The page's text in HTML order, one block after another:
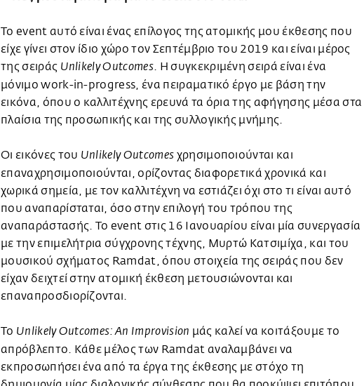
Το event αυτό είναι ένας επίλογος της ατομικής μου έκθεσης που
είχε γίνει στον ίδιο χώρο τον Σεπτέμβριο του 2019 και είναι μέρος
της σειράς Unlikely Outcomes. Η συγκεκριμένη σειρά είναι ένα
μόνιμο work-in-progress, ένα πειραματικό έργο με βάση την
εικόνα, όπου ο καλλιτέχνης ερευνά τα όρια της αφήγησης μέσα στα
πλαίσια της προσωπικής και της συλλογικής μνήμης.
Οι εικόνες του Unlikely Outcomes χρησιμοποιούνται και
επαναχρησιμοποιούνται, ορίζοντας διαφορετικά χρονικά και
χωρικά σημεία, με τον καλλιτέχνη να εστιάζει όχι στο τι είναι αυτό
που αναπαρίσταται, όσο στην επιλογή του τρόπου της
αναπαράστασής. Το event στις 16 Ιανουαρίου είναι μία συνεργασία
με την επιμελήτρια σύγχρονης τέχνης, Μυρτώ Κατσιμίχα, και του
μουσικού σχήματος Ramdat, όπου στοιχεία της σειράς που δεν
είχαν δειχτεί στην ατομική έκθεση μετουσιώνονται και
επαναπροσδιορίζονται.
Το Unlikely Outcomes: An Improvision μάς καλεί να κοιτάξουμε το
απρόβλεπτο. Κάθε μέλος των Ramdat αναλαμβάνει να
εκπροσωπήσει ένα από τα έργα της έκθεσης με στόχο τη